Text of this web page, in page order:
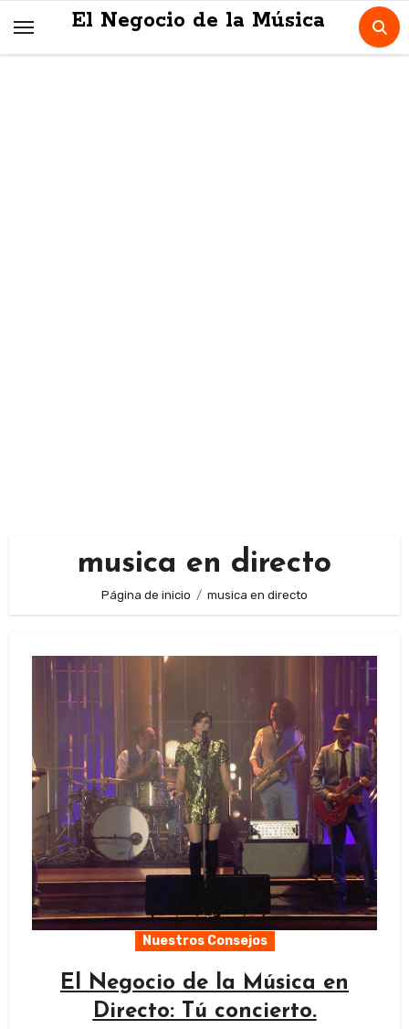
El Negocio de la Música
musica en directo
Página de inicio musica en directo
Nuestros Consejos
El Negocio de la Música en
Directo: Tú concierto.